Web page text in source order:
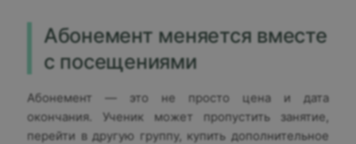
Абонемент меняется вместе
с посещениями
Абонемент — это не просто цена и дата
окончания. Ученик может пропустить занятие,
перейти в другую группу, купить дополнительное